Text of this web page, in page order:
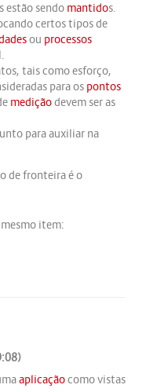
estão sendo mantidos.
certos tipos de
ou processos
tais como esforço,
para os pontos
mediçãodevem ser as
para auxiliar na
de fronteira é o
item:
aplicaçãocomo vistas